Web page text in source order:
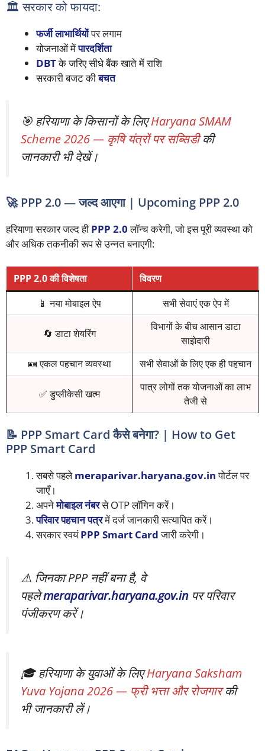
🏛️ सरकार को फायदा:
फर्जी लाभार्थियोंपर लगाम
योजनाओं मेंपारदर्शिता
DBTके जरिए सीधे बैंक खाते में राशि
सरकारी बजट कीबचत
🎯 हरियाणा के किसानों के लिएHaryana SMAM
Scheme 2026 — कृषि यंत्रों पर सब्सिडीकी
जानकारी भी देखें।
🚀 PPP 2.0 — जल्द आएगा | Upcoming PPP 2.0
हरियाणा सरकार जल्द ही PPP 2.0लॉन्च करेगी, जो इस पूरी व्यवस्था को
और अधिक तकनीकी रूप से उन्नत बनाएगी:
PPP 2.0 की विशेषता
विवरण
📱 नया मोबाइल ऐप
सभी सेवाएं एक ऐप में
🔄 डाटा शेयरिंग
विभागों के बीच आसान डाटा
साझेदारी
🪪 एकल पहचान व्यवस्था
सभी सेवाओं के लिए एक ही पहचान
✅ डुप्लीकेसी खत्म
पात्र लोगों तक योजनाओं का लाभ
तेजी से
📝 PPP Smart Card कैसे बनेगा? | How to Get
PPP Smart Card
सबसे पहलेmeraparivar.haryana.gov.inपोर्टल पर
जाएँ।
अपनेमोबाइल नंबरसे OTP लॉगिन करें।
परिवार पहचान पत्रमें दर्ज जानकारी सत्यापित करें।
सरकार स्वयंPPP Smart Cardजारी करेगी।
⚠️ जिनका PPP नहीं बना है, वे
पहलेmeraparivar.haryana.gov.in पर परिवार
पंजीकरण करें।
🎓 हरियाणा के युवाओं के लिएHaryana Saksham
Yuva Yojana 2026 — फ्री भत्ता और रोजगारकी
भी जानकारी लें।